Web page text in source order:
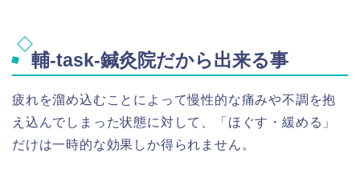
輔-task-鍼灸院だから出来る事
疲れを溜め込むことによって慢性的な痛みや不調を抱
え込んでしまった状態に対して、「ほぐす・緩める」
だけは一時的な効果しか得られません。